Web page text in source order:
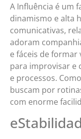
A Influência é um
dinamismo e alta
comunicativas,
adoram
e fáceis de formar
para improvisar e
e processos.
buscam por
com enorme